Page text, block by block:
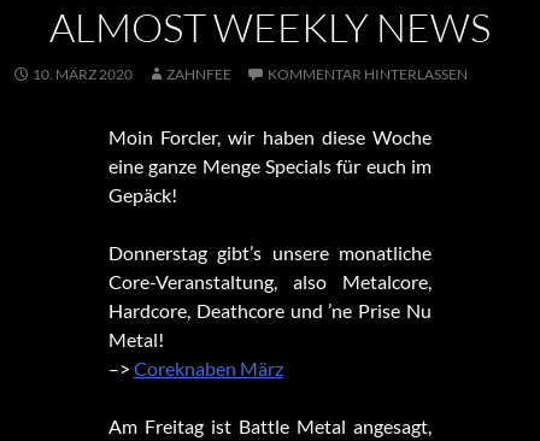
ALMOST WEEKLY NEWS
10. MÄRZ 2020 ZAHNFEE KOMMENTAR HINTERLASSEN
Moin Forcler, wir haben diese Woche
eine ganze Menge Specials für euch im
Gepäck!
Donnerstag gibt’s unsere monatliche
Core-Veranstaltung, also Metalcore,
Hardcore, Deathcore und ’ne Prise Nu
Metal!
–> Coreknaben März
Am Freitag ist Battle Metal angesagt,